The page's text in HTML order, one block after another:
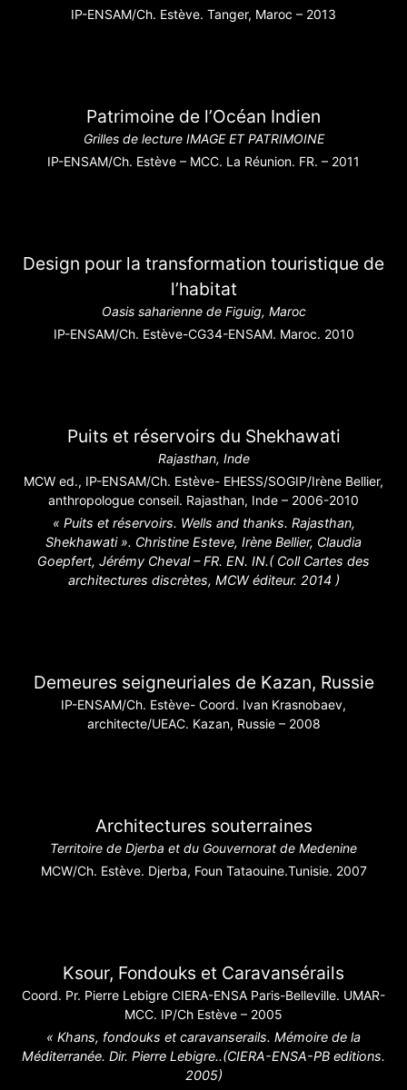
IP-ENSAM/Ch. Estève. Tanger, Maroc – 2013
Patrimoine de l’Océan Indien
Grilles de lecture IMAGE ET PATRIMOINE
IP-ENSAM/Ch. Estève – MCC. La Réunion. FR. – 2011
Design pour la transformation touristique de
l’habitat
Oasis saharienne de Figuig, Maroc
IP-ENSAM/Ch. Estève-CG34-ENSAM. Maroc. 2010
Puits et réservoirs du Shekhawati
Rajasthan, Inde
MCW ed., IP-ENSAM/Ch. Estève- EHESS/SOGIP/Irène Bellier,
anthropologue conseil. Rajasthan, Inde – 2006-2010
« Puits et réservoirs. Wells and thanks. Rajasthan,
Shekhawati ». Christine Esteve, Irène Bellier, Claudia
Goepfert, Jérémy Cheval – FR. EN. IN.( Coll Cartes des
architectures discrètes, MCW éditeur. 2014 )
Demeures seigneuriales de Kazan, Russie
IP-ENSAM/Ch. Estève- Coord. Ivan Krasnobaev,
architecte/UEAC. Kazan, Russie – 2008
Architectures souterraines
Territoire de Djerba et du Gouvernorat de Medenine
MCW/Ch. Estève. Djerba, Foun Tataouine.Tunisie. 2007
Ksour, Fondouks et Caravansérails
Coord. Pr. Pierre Lebigre CIERA-ENSA Paris-Belleville. UMAR-
MCC. IP/Ch Estève – 2005
« Khans, fondouks et caravanserails. Mémoire de la
Méditerranée. Dir. Pierre Lebigre..(CIERA-ENSA-PB editions.
2005)